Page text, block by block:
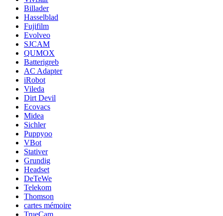
Billader
Hasselblad
Fujifilm
Evolveo
SJCAM
QUMOX
Batterigreb
AC Adapter
iRobot
Vileda
Dirt Devil
Ecovacs
Midea
Sichler
Puppyoo
VBot
Stativer
Grundig
Headset
DeTeWe
Telekom
Thomson
cartes mémoire
TrueCam